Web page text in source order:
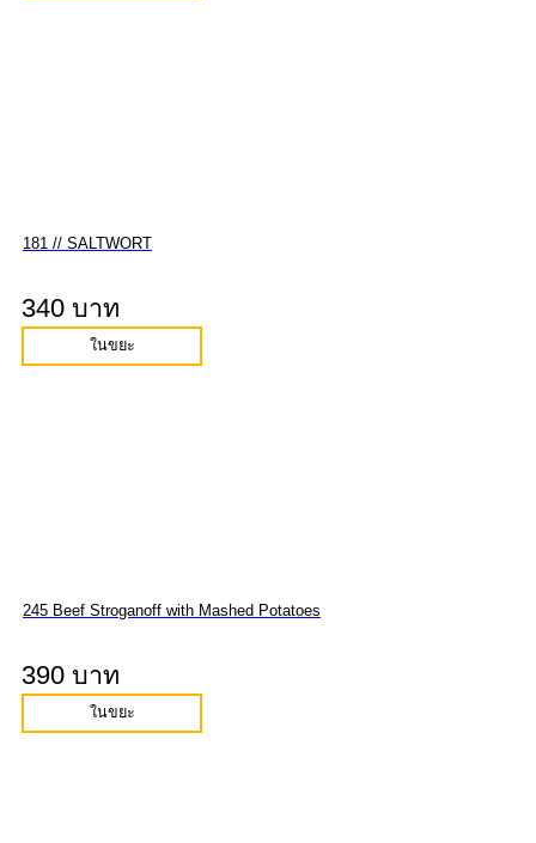
181 // SALTWORT
340 บาท
ในขยะ
245 Beef Stroganoff with Mashed Potatoes
390 บาท
ในขยะ